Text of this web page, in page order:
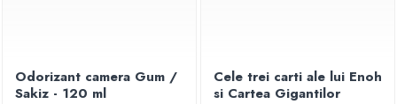
Odorizant camera Gum /
Sakiz - 120 ml
Cele trei carti ale lui Enoh
si Cartea Gigantilor